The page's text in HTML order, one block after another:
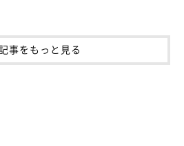
事をもっと見る